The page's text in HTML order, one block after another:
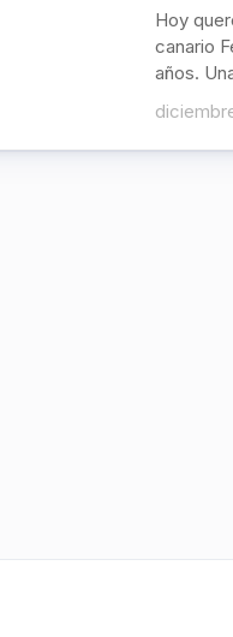
Hoy
canario
años.